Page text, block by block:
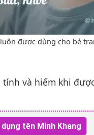
được dùng cho bé
tính và hiếm khi
tên Minh Khang